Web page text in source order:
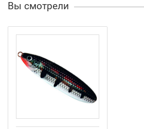
Вы смотрели